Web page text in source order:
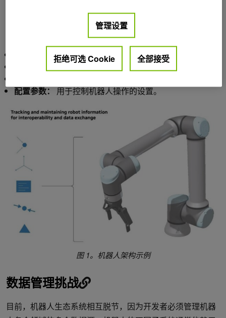
型。架构可用作存储高级数据和元数据的通用接口，包括以
运动学属性：有关机器人运动和结构的信息。
机器人语义： 定义机器人用途和能力的数据。
配置参数：用于控制机器人操作的设置。
图 1。机器人架构示例
数据管理挑战
目前，机器人生态系统相互脱节，因为开发者必须管理机器
管理设置
拒绝可选 Cookie 全部接受